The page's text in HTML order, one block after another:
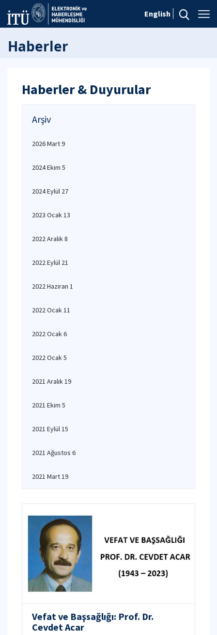
English
Haberler
Haberler & Duyurular
Arşiv
2026 Mart 9
2024 Ekim 5
2024 Eylül 27
2023 Ocak 13
2022 Aralık 8
2022 Eylül 21
2022 Haziran 1
2022 Ocak 11
2022 Ocak 6
2022 Ocak 5
2021 Aralık 19
2021 Ekim 5
2021 Eylül 15
2021 Ağustos 6
2021 Mart 19
Vefat ve Başsağlığı: Prof. Dr.
Cevdet Acar